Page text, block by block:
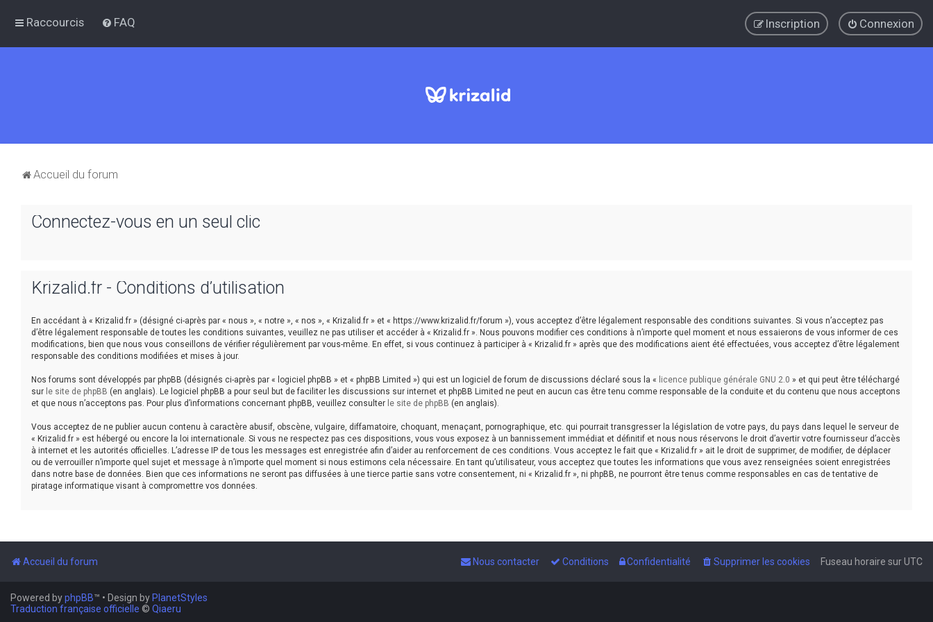
Raccourcis FAQ Connexion
Inscription
Accueil du forum
Connectez-vous en un seul clic
Krizalid.fr - Conditions d’utilisation
En accédant à « Krizalid.fr » (désigné ci-après par « nous », « notre », « nos », « Krizalid.fr » et « https://www.krizalid.fr/forum »), vous acceptez d’être légalement responsable des conditions suivantes. Si vous n’acceptez pas
d’être légalement responsable de toutes les conditions suivantes, veuillez ne pas utiliser et accéder à « Krizalid.fr ». Nous pouvons modifier ces conditions à n’importe quel moment et nous essaierons de vous informer de ces
modifications, bien que nous vous conseillons de vérifier régulièrement par vous-même. En effet, si vous continuez à participer à « Krizalid.fr » après que des modifications aient été effectuées, vous acceptez d’être légalement
responsable des conditions modifiées et mises à jour.
Nos forums sont développés par phpBB (désignés ci-après par « logiciel phpBB » et « phpBB Limited ») qui est un logiciel de forum de discussions déclaré sous la « licence publique générale GNU 2.0 » et qui peut être téléchargé
sur le site de phpBB (en anglais). Le logiciel phpBB a pour seul but de faciliter les discussions sur internet et phpBB Limited ne peut en aucun cas être tenu comme responsable de la conduite et du contenu que nous acceptons
et que nous n’acceptons pas. Pour plus d’informations concernant phpBB, veuillez consulter le site de phpBB (en anglais).
Vous acceptez de ne publier aucun contenu à caractère abusif, obscène, vulgaire, diffamatoire, choquant, menaçant, pornographique, etc. qui pourrait transgresser la législation de votre pays, du pays dans lequel le serveur de
« Krizalid.fr » est hébergé ou encore la loi internationale. Si vous ne respectez pas ces dispositions, vous vous exposez à un bannissement immédiat et définitif et nous nous réservons le droit d’avertir votre fournisseur d’accès
à internet et les autorités officielles. L’adresse IP de tous les messages est enregistrée afin d’aider au renforcement de ces conditions. Vous acceptez le fait que « Krizalid.fr » ait le droit de supprimer, de modifier, de déplacer
ou de verrouiller n’importe quel sujet et message à n’importe quel moment si nous estimons cela nécessaire. En tant qu’utilisateur, vous acceptez que toutes les informations que vous avez renseignées soient enregistrées
dans notre base de données. Bien que ces informations ne seront pas diffusées à une tierce partie sans votre consentement, ni « Krizalid.fr », ni phpBB, ne pourront être tenus comme responsables en cas de tentative de
piratage informatique visant à compromettre vos données.
Accueil du forum Fuseau horaire surUTC
Supprimer les cookies
Confidentialité
Conditions
Nous contacter
Powered byphpBB™ • Design by PlanetStyles
Traduction française officielle © Qiaeru